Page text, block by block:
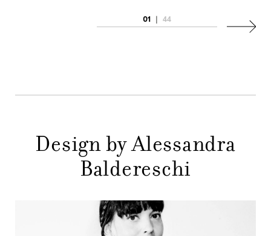
MENU
AZIENDA
01 | 44
Design by Alessandra
Baldereschi